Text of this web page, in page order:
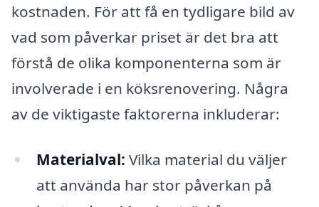
kostnaden. För att få en tydligare bild av
vad som påverkar priset är det bra att
förstå de olika komponenterna som är
involverade i en köksrenovering. Några
av de viktigaste faktorerna inkluderar:
Materialval: Vilka material du väljer
att använda har stor påverkan på